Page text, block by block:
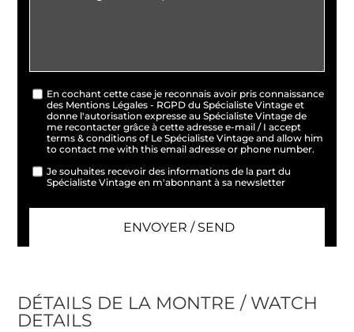
En cochant cette case je reconnais avoir pris connaissance
des Mentions Légales - RGPD du Spécialiste Vintage et
donne l'autorisation expresse au Spécialiste Vintage de
me recontacter grâce à cette adresse e-mail / I accept
terms & conditions of Le Spécialiste Vintage and allow him
to contact me with this email adresse or phone number.
Je souhaites recevoir des informations de la part du
Spécialiste Vintage en m'abonnant à sa newsletter
DÉTAILS DE LA MONTRE / WATCH
DETAILS